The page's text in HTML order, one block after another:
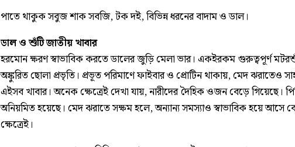
পাতে থাকুক সবুজ শাক সবজি, টক দই, বিভিন্ন ধরনের বাদাম ও ডাল।
ডাল ও শুঁটি জাতীয় খাবার
হরমোন ক্ষরণ স্বাভাবিক করতে ডালের জুড়ি মেলা ভার। একইরকম গুরুত্বপূর্ণ
অঙ্কুরিত ছোলা প্রভৃতি। প্রভূত পরিমাণে ফাইবার ও প্রোটিন থাকায়, মেদ ঝরাতেও
এইসব খাবার। অনেক ক্ষেত্রেই দেখা যায়, নারীদের দৈহিক ওজন বেড়ে গিয়েছে।
অনিয়মিত হয়েছে। মেদ ঝরাতে সক্ষম হলে, অন্যান্য সমস্যাও স্বাভাবিক হয়ে আসে
ক্ষেত্রেই।